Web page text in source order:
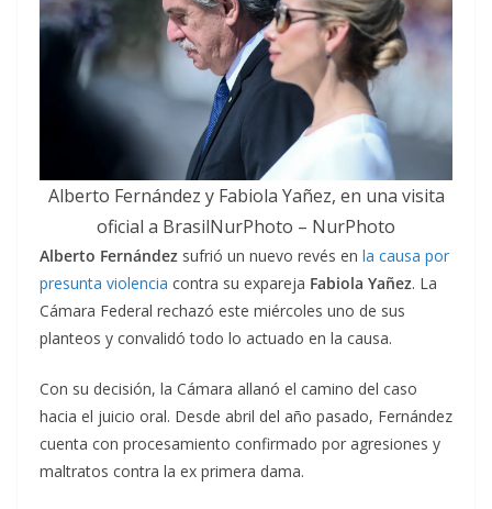
Alberto Fernández y Fabiola Yañez, en una visita
oficial a BrasilNurPhoto – NurPhoto
Alberto Fernández sufrió un nuevo revés en la causa por
presunta violencia contra su expareja Fabiola Yañez. La
Cámara Federal rechazó este miércoles uno de sus
planteos y convalidó todo lo actuado en la causa.
Con su decisión, la Cámara allanó el camino del caso
hacia el juicio oral. Desde abril del año pasado, Fernández
cuenta con procesamiento confirmado por agresiones y
maltratos contra la ex primera dama.